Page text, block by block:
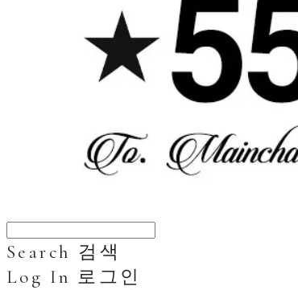
Search 검색
Log In 로그인